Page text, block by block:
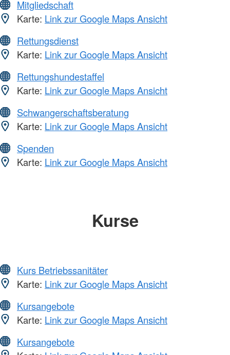
Mitgliedschaft
Karte: Link zur Google Maps Ansicht
Rettungsdienst
Karte: Link zur Google Maps Ansicht
Rettungshundestaffel
Karte: Link zur Google Maps Ansicht
Schwangerschaftsberatung
Karte: Link zur Google Maps Ansicht
Spenden
Karte: Link zur Google Maps Ansicht
Kurse
Kurs Betriebssanitäter
Karte: Link zur Google Maps Ansicht
Kursangebote
Karte: Link zur Google Maps Ansicht
Kursangebote